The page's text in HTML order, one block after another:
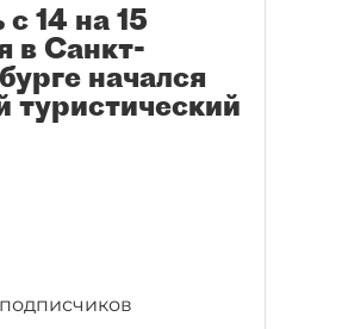
14 на 15
в Санкт-
начался
туристический